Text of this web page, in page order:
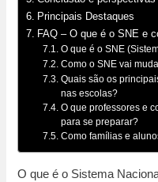
Principais Destaques
FAQ – O que é o SNE e
O que é o SNE
Como o SNE vai
Quais são os
nas escolas?
O que professores e
para se preparar?
Como famílias e
O que é o Sistema